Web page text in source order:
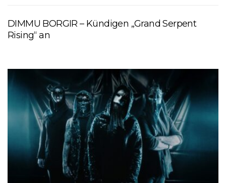
DIMMU BORGIR – Kündigen „Grand Serpent
Rising“ an